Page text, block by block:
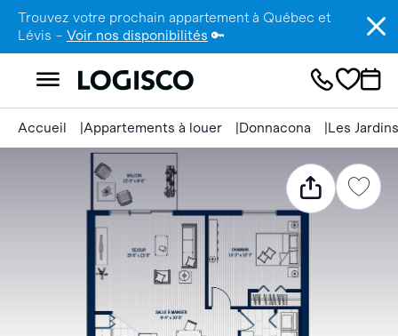
Trouvez votre prochain appartement à Québec et
Lévis – Voir nos disponibilités 🔑
Accueil Appartements à louer Donnacona Les